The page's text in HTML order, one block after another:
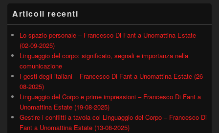
Articoli recenti
Lo spazio personale – Francesco Di Fant a Unomattina Estate
(02-09-2025)
Linguaggio del corpo: significato, segnali e importanza nella
comunicazione
I gesti degli italiani – Francesco Di Fant a Unomattina Estate (26-
08-2025)
Linguaggio del Corpo e prime impressioni – Francesco Di Fant a
Unomattina Estate (19-08-2025)
Gestire i conflitti a tavola col Linguaggio del Corpo – Francesco Di
Fant a Unomattina Estate (13-08-2025)